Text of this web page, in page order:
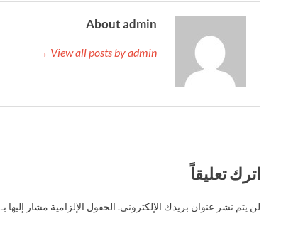
About admin
View all posts by admin →
اترك تعليقاً
لن يتم نشر عنوان بريدك الإلكتروني. الحقول الإلزامية مشار إليها بـ